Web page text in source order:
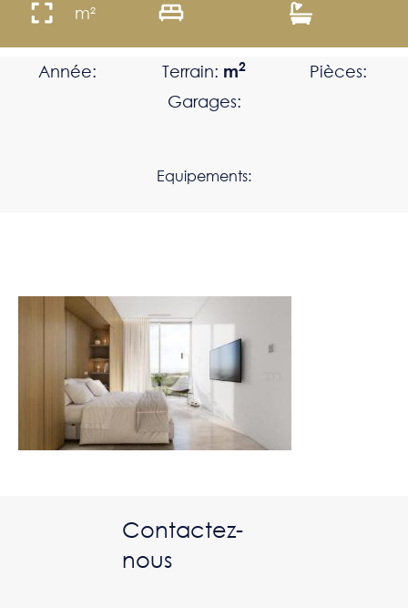
m²
Année: Terrain: m2
Pièces:
Garages:
Equipements:
Contactez-
nous